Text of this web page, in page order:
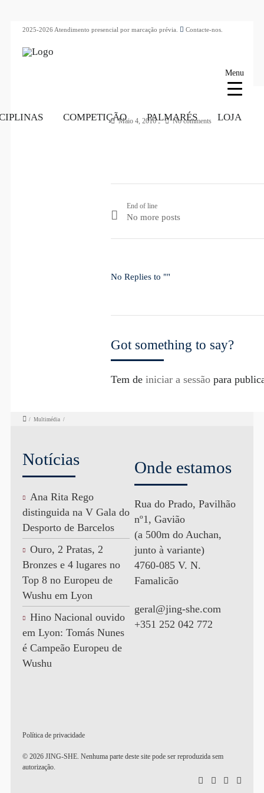
2025-2026 Atendimento presencial por marcação prévia. Contacte-nos.
COMPETIÇÃO PALMARÉS LOJA
Maio 4, 2016 No comments
End of line
No more posts
No Replies to ""
Got something to say?
Tem de iniciar a sessãopara
/ Multimédia /
Notícias
Ana Rita Rego
distinguida na V Gala do
Desporto de Barcelos
Ouro, 2 Pratas, 2
Bronzes e 4 lugares no
Top 8 no Europeu de
Wushu em Lyon
Hino Nacional ouvido
em Lyon: Tomás Nunes
é Campeão Europeu de
Wushu
Onde estamos
Rua do Prado, Pavilhão
nº1, Gavião
(a 500m do Auchan,
junto à variante)
4760-085 V. N.
Famalicão
geral@jing-she.com
+351 252 042 772
Política de privacidade
© 2026 JING-SHE. Nenhuma parte deste site pode ser reproduzida sem
autorização.
Menu